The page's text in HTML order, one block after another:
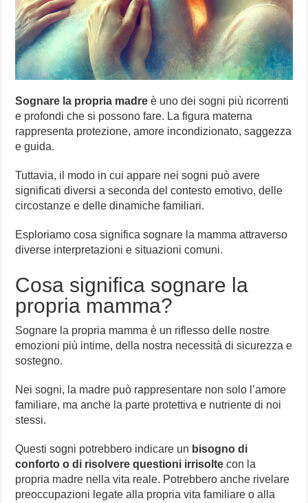
Sognare la propria madre è uno dei sogni più ricorrenti
e profondi che si possono fare. La figura materna
rappresenta protezione, amore incondizionato, saggezza
e guida.
Tuttavia, il modo in cui appare nei sogni può avere
significati diversi a seconda del contesto emotivo, delle
circostanze e delle dinamiche familiari.
Esploriamo cosa significa sognare la mamma attraverso
diverse interpretazioni e situazioni comuni.
Cosa significa sognare la
propria mamma?
Sognare la propria mamma è un riflesso delle nostre
emozioni più intime, della nostra necessità di sicurezza e
sostegno.
Nei sogni, la madre può rappresentare non solo l’amore
familiare, ma anche la parte protettiva e nutriente di noi
stessi.
Questi sogni potrebbero indicare un bisogno di
conforto o di risolvere questioni irrisolte con la
propria madre nella vita reale. Potrebbero anche rivelare
preoccupazioni legate alla propria vita familiare o alla